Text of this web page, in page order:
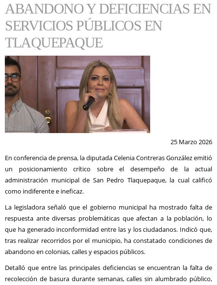
ABANDONO Y DEFICIENCIAS EN
SERVICIOS PÚBLICOS EN
TLAQUEPAQUE
25 Marzo 2026
En conferencia de prensa, la diputada Celenia Contreras González emitió
un posicionamiento crítico sobre el desempeño de la actual
administración municipal de San Pedro Tlaquepaque, la cual calificó
como indiferente e ineficaz.
La legisladora señaló que el gobierno municipal ha mostrado falta de
respuesta ante diversas problemáticas que afectan a la población, lo
que ha generado inconformidad entre las y los ciudadanos. Indicó que,
tras realizar recorridos por el municipio, ha constatado condiciones de
abandono en colonias, calles y espacios públicos.
Detalló que entre las principales deficiencias se encuentran la falta de
recolección de basura durante semanas, calles sin alumbrado público,